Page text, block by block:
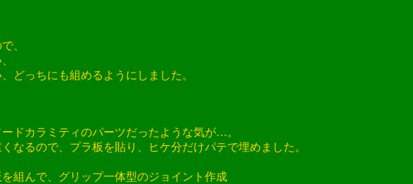
、
どっちにも組めるようにしました。
カラミティのパーツだったような気が…。
ので、プラ板を貼り、ヒケ分だけパテで埋めました。
んで、グリップ一体型のジョイント作成